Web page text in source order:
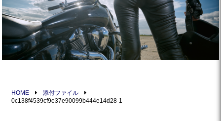
HOME
添付ファイル
0c138f4539cf9e37e90099b444e14d28-1